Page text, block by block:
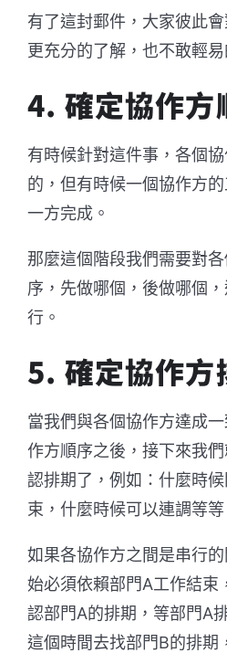
有了這封郵件，大家彼此
更充分的了解，也不敢輕易
4. 確定協作方
有時候針對這件事，各個
的，但有時候一個協作方
一方完成。
那麼這個階段我們需要對
序，先做哪個，後做哪個
行。
5. 確定協作方
當我們與各個協作方達成
作方順序之後，接下來我
認排期了，例如：什麼時
束，什麼時候可以連調等等
如果各協作方之間是串行
始必須依賴部門A工作結束
認部門A的排期，等部門A
這個時間去找部門B的排期